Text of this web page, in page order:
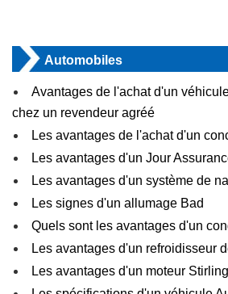
Automobiles
Avantages de l'achat d'un
chez un revendeur agréé
Les avantages de l'achat d'un
Les avantages d'un Jour
Les avantages d'un système de
Les signes d'un allumage Bad
Quels sont les avantages d'un
Les avantages d'un refroidisseur
Les avantages d'un moteur Stirling